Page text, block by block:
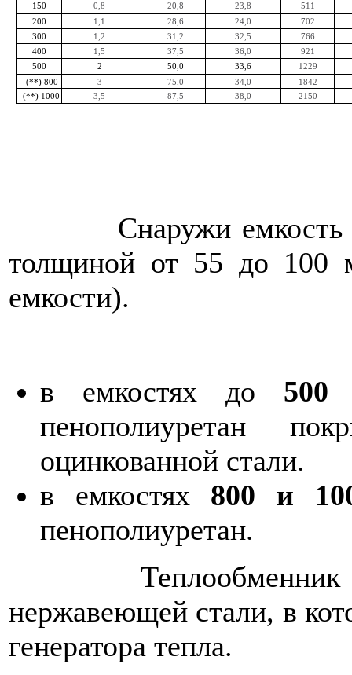
150
0,8 20,8 23,8
511
200
1,1 28,6 24,0
702
300
1,2 31,2 32,5
766
400
1,5 37,5 36,0
921
500
2 50,0 33,6
1229
(**)800 3 75,0 34,0
1842
(**) 1000 3,5 87,5 38,0 2150
Снаружи емкость
толщиной от 55 до 100
емкости).
в емкостях до 500
пенополиуретан
оцинкованной стали.
в емкостях 800 и
пенополиуретан.
Теплообменник
нержавеющей стали, в
генератора тепла.